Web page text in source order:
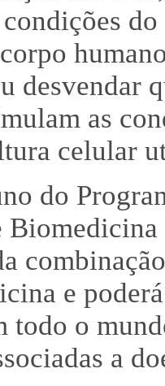
desvendar
as
celular
do
e
todo o
a